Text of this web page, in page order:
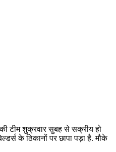
टीम शुक्रवार सुबह से सक्रीय हो
के ठिकानों पर छापा पड़ा है. मौके